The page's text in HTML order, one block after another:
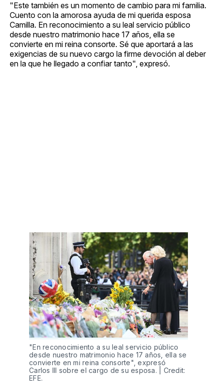
"Este también es un momento de cambio para mi familia.
Cuento con la amorosa ayuda de mi querida esposa
Camilla. En reconocimiento a su leal servicio público
desde nuestro matrimonio hace 17 años, ella se
convierte en mi reina consorte. Sé que aportará a las
exigencias de su nuevo cargo la firme devoción al deber
en la que he llegado a confiar tanto", expresó.
"En reconocimiento a su leal servicio público
desde nuestro matrimonio hace 17 años, ella se
convierte en mi reina consorte", expresó
Carlos III sobre el cargo de su esposa. | Credit:
EFE.